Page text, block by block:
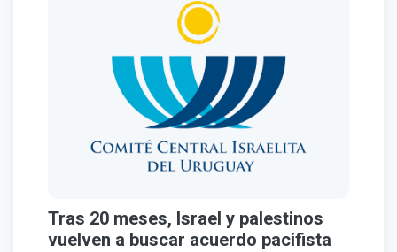
Tras 20 meses, Israel y palestinos
vuelven a buscar acuerdo pacifista